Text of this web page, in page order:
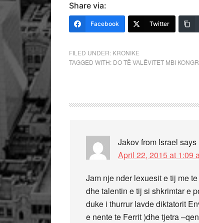
Share via:
Facebook Twitter
FILED UNDER: KRONIKE
TAGGED WITH: DO TË VALËVITET MBI
Jakov from Israel says
April 22, 2015 at 1:09
Jam nje nder lexuesit e tij me
dhe talentin e tij si shkrimtar e
duke i thurrur lavde diktatorit
e nente te Ferrit )dhe tjetra